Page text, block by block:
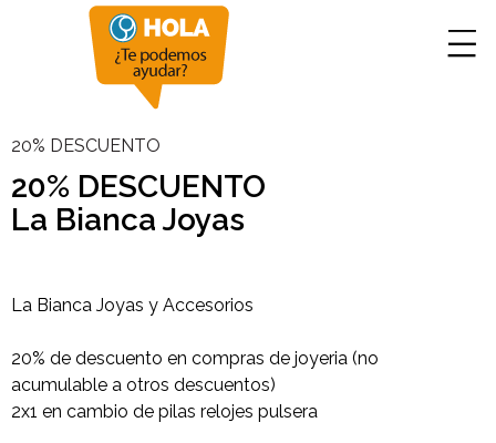
20% DESCUENTO
20% DESCUENTO
La Bianca Joyas
La Bianca Joyas y Accesorios
20% de descuento en compras de joyeria (no
acumulable a otros descuentos)
2x1 en cambio de pilas relojes pulsera